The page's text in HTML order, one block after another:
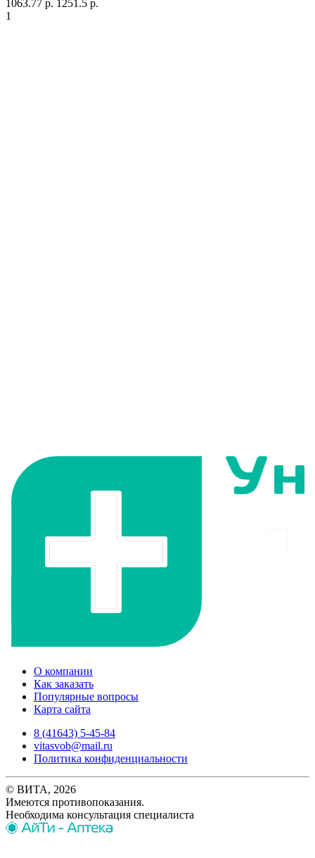
1063.77 р. 1251.5 р.
1
О компании
Как заказать
Популярные вопросы
Карта сайта
8 (41643) 5-45-84
vitasvob@mail.ru
Политика конфиденциальности
© ВИТА, 2026
Имеются противопоказания.
Необходима консультация специалиста